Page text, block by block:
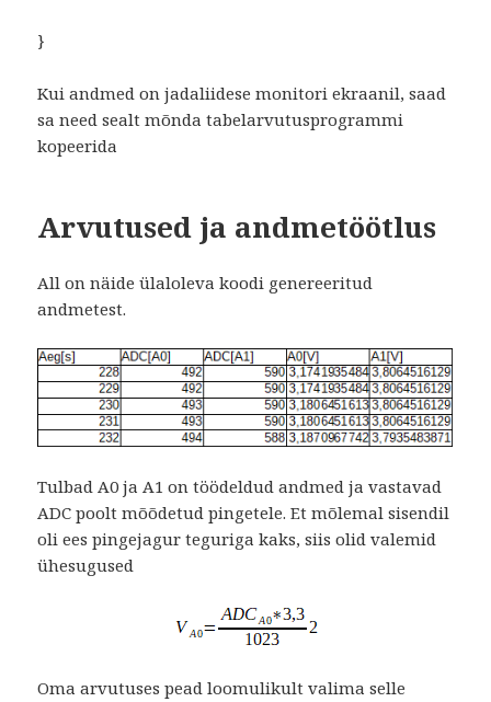
}
Kui andmed on jadaliidese monitori ekraanil, saad
sa need sealt mõnda tabelarvutusprogrammi
kopeerida
Arvutused ja andmetöötlus
All on näide ülaloleva koodi genereeritud
andmetest.
Tulbad A0 ja A1 on töödeldud andmed ja vastavad
ADC poolt mõõdetud pingetele. Et mõlemal sisendil
oli ees pingejagur teguriga kaks, siis olid valemid
ühesugused
Oma arvutuses pead loomulikult valima selle